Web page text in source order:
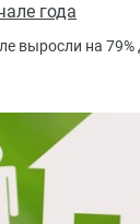
года
выросли на 79%